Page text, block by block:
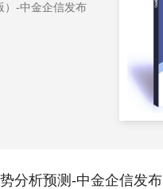
）-中金企信发布
分析预测-中金企信发布